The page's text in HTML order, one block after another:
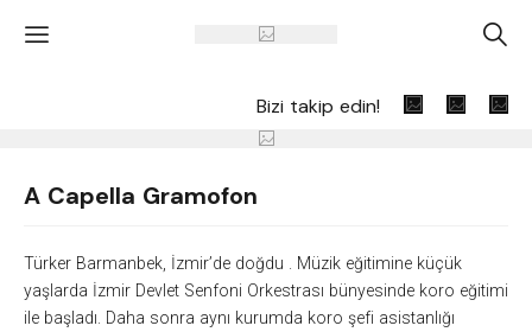
' A
Bizi takip edin!
A Capella Gramofon
Türker Barmanbek, İzmir’de doğdu . Müzik eğitimine küçük
yaşlarda İzmir Devlet Senfoni Orkestrası bünyesinde koro eğitimi
ile başladı. Daha sonra aynı kurumda koro şefi asistanlığı